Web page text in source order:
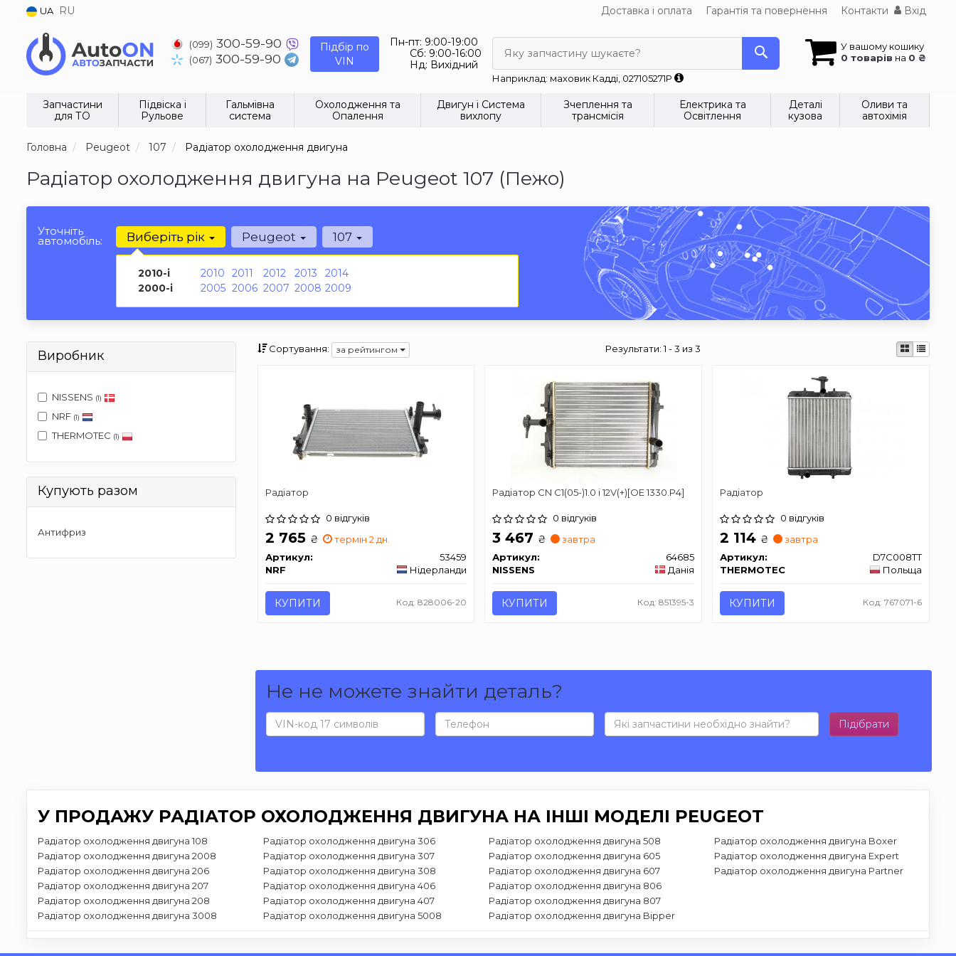
UA RU Доставка і оплата Гарантія та повернення Контакти Вхід
(099) 300-59-90
(067) 300-59-90
Підбір по
VIN
Пн-пт: 9:00-19:00
Сб: 9:00-16:00
Нд: Вихідний
У вашому кошику
0 товарів на 0 ₴
Яку запчастину шукаєте?
Наприклад: маховик Кадді, 027105271P
Запчастини
для ТО
Підвіска і
Рульове
Гальмівна
система
Охолодження та
Опалення
Двигун і Система
вихлопу
Зчеплення та
трансмісія
Електрика та
Освітлення
Деталі
кузова
Оливи та
автохімія
Головна Peugeot 107 Радіатор охолодження двигуна
Радіатор охолодження двигуна на Peugeot 107 (Пежо)
Уточніть
автомобіль: Виберіть рік
2010-і 2010 2011 2012 2013
2014
2000-і
2005 2006 2007 2008 2009
Peugeot 107
Виробник
NISSENS (1)
NRF (1)
THERMOTEC (1)
Купують разом
Антифриз
Сортування: за рейтингом Результати:1 - 3 из 3
Радіатор
0 відгуків
2 765 ₴
термін 2 дн.
Артикул:
53459
NRF
Нідерланди
КУПИТИ Код: 828006-20
Радіатор CN C1(05-)1.0 i 12V(+)[OE 1330.P4]
0 відгуків
3 467 ₴
завтра
Артикул:
64685
NISSENS
Данія
КУПИТИ Код: 851395-3
Радіатор
0 відгуків
2 114 ₴
завтра
Артикул:
D7C008TT
THERMOTEC
Польща
КУПИТИ Код: 767071-6
Не не можете знайти деталь?
Підібрати
У ПРОДАЖУ РАДІАТОР ОХОЛОДЖЕННЯ ДВИГУНА НА ІНШІ МОДЕЛІ PEUGEOT
Радіатор охолодження двигуна 108
Радіатор охолодження двигуна 2008
Радіатор охолодження двигуна 206
Радіатор охолодження двигуна 207
Радіатор охолодження двигуна 208
Радіатор охолодження двигуна 3008
Радіатор охолодження двигуна 306
Радіатор охолодження двигуна 307
Радіатор охолодження двигуна 308
Радіатор охолодження двигуна 406
Радіатор охолодження двигуна 407
Радіатор охолодження двигуна 5008
Радіатор охолодження двигуна 508
Радіатор охолодження двигуна 605
Радіатор охолодження двигуна 607
Радіатор охолодження двигуна 806
Радіатор охолодження двигуна 807
Радіатор охолодження двигуна Bipper
Радіатор охолодження двигуна Boxer
Радіатор охолодження двигуна Expert
Радіатор охолодження двигуна Partner